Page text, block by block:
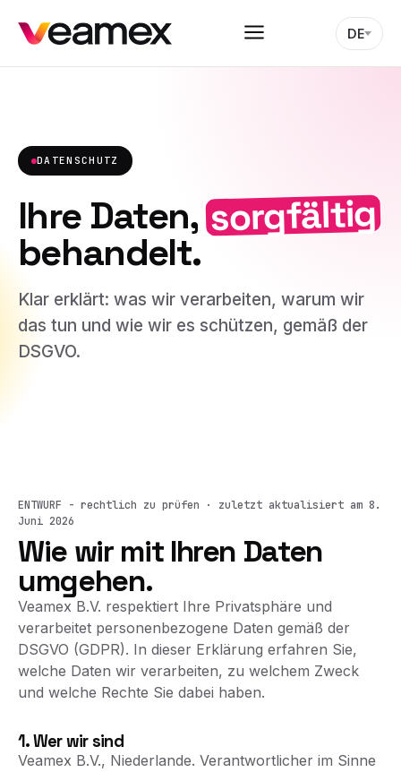
DE
DATENSCHUTZ
Ihre Daten,sorgfältig
behandelt.
Klar erklärt: was wir verarbeiten, warum wir
das tun und wie wir es schützen, gemäß der
DSGVO.
ENTWURF - rechtlich zu prüfen · zuletzt aktualisiert am 8.
Juni 2026
Wie wir mit Ihren Daten
umgehen.
Veamex B.V. respektiert Ihre Privatsphäre und
verarbeitet personenbezogene Daten gemäß der
DSGVO (GDPR). In dieser Erklärung erfahren Sie,
welche Daten wir verarbeiten, zu welchem Zweck
und welche Rechte Sie dabei haben.
1. Wer wir sind
Veamex B.V., Niederlande. Verantwortlicher im Sinne